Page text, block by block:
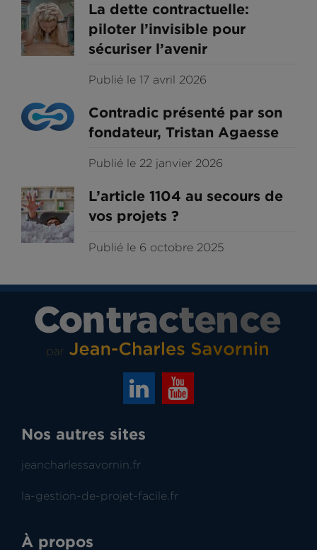
La dette contractuelle:
piloter l’invisible pour
sécuriser l’avenir
Publié le 17 avril 2026
Contradic présenté par son
fondateur, Tristan Agaesse
Publié le 22 janvier 2026
L’article 1104 au secours de
vos projets ?
Publié le 6 octobre 2025
Nos autres sites
jeancharlessavornin.fr
la-gestion-de-projet-facile.fr
À propos